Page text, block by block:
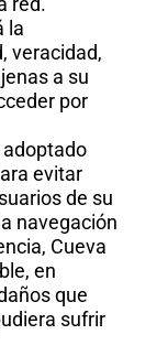
la
veracidad,
a su
por
adoptado
evitar
de su
navegación
Cueva
en
que
sufrir